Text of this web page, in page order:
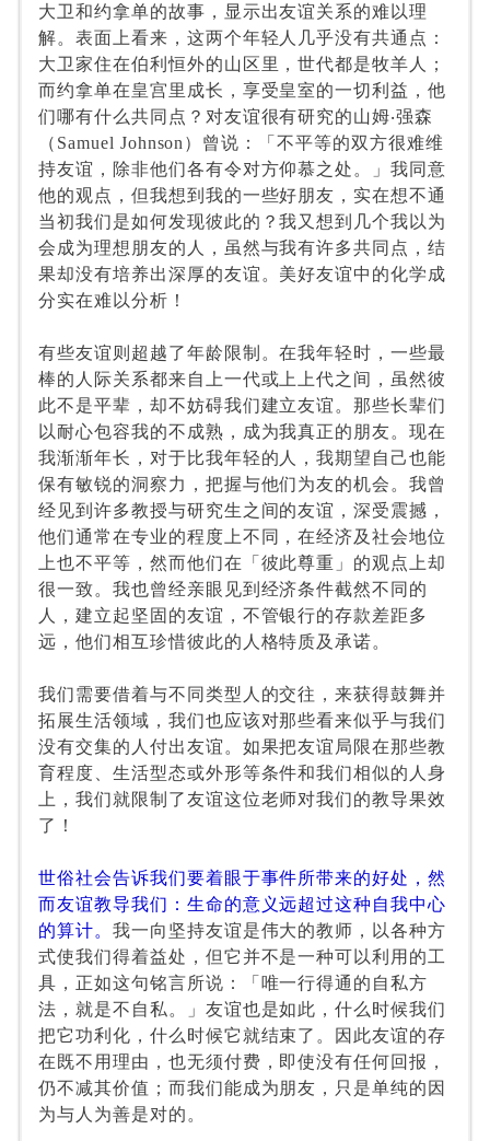
大卫和约拿单的故事，显示出友谊关系的难以理
解。表面上看来，这两个年轻人几乎没有共通点：
大卫家住在伯利恒外的山区里，世代都是牧羊人；
而约拿单在皇宫里成长，享受皇室的一切利益，他
们哪有什么共同点？对友谊很有研究的山姆‧强森
（ Samuel Johnson ）曾说：「不平等的双方很难维
持友谊，除非他们各有令对方仰慕之处。」我同意
他的观点，但我想到我的一些好朋友，实在想不通
当初我们是如何发现彼此的？我又想到几个我以为
会成为理想朋友的人，虽然与我有许多共同点，结
果却没有培养出深厚的友谊。美好友谊中的化学成
分实在难以分析！
有些友谊则超越了年龄限制。在我年轻时，一些最
棒的人际关系都来自上一代或上上代之间，虽然彼
此不是平辈，却不妨碍我们建立友谊。那些长辈们
以耐心包容我的不成熟，成为我真正的朋友。现在
我渐渐年长，对于比我年轻的人，我期望自己也能
保有敏锐的洞察力，把握与他们为友的机会。我曾
经见到许多教授与研究生之间的友谊，深受震撼，
他们通常在专业的程度上不同，在经济及社会地位
上也不平等，然而他们在「彼此尊重」的观点上却
很一致。我也曾经亲眼见到经济条件截然不同的
人，建立起坚固的友谊，不管银行的存款差距多
远，他们相互珍惜彼此的人格特质及承诺。
我们需要借着与不同类型人的交往，来获得鼓舞并
拓展生活领域，我们也应该对那些看来似乎与我们
没有交集的人付出友谊。如果把友谊局限在那些教
育程度、生活型态或外形等条件和我们相似的人身
上，我们就限制了友谊这位老师对我们的教导果效
了！
世俗社会告诉我们要着眼于事件所带来的好处，然
而友谊教导我们：生命的意义远超过这种自我中心
的算计。 我一向坚持友谊是伟大的教师，以各种方
式使我们得着益处，但它并不是一种可以利用的工
具，正如这句铭言所说：「唯一行得通的自私方
法，就是不自私。」友谊也是如此，什么时候我们
把它功利化，什么时候它就结束了。因此友谊的存
在既不用理由，也无须付费，即使没有任何回报，
仍不减其价值；而我们能成为朋友，只是单纯的因
为与人为善是对的。